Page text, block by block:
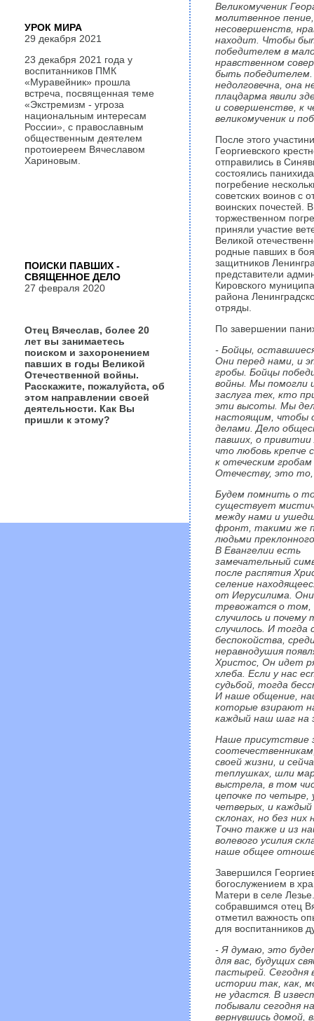
Великомученик
молитвенное
несовершенств,
находит. Чтобы
победителем в
нравственном
быть победителем.
недолговечна, она
плацдарма явили
и совершенстве, к
великомученик и
После этого
Георгиевского
отправились в
состоялись
погребение
советских воинов с
воинских почестей. В
торжественном
приняли участие
Великой
родные павших в
защитников
представители
Кировского
района
отряды.
По завершении
- Бойцы,
Они перед нами, и
гробы. Бойцы
войны. Мы помогли
заслуга тех, кто
эти высоты. Мы
настоящим, чтобы
делами. Дело
павших, о
что любовь
к отеческим
Отечеству, это то,
Будем помнить о
существует
между нами и
фронт, такими же
людьми
В Евангелии есть
замечательный
после распятия
селение
от Иерусилима. Они
тревожатся о том,
случилось и почему
случилось. И тогда
беспокойства,
неравнодушия
Христос, Он идет
хлеба. Если у нас
судьбой, тогда
И наше общение,
которые взирают
каждый наш шаг на
Наше присутствие
своей жизни, и
теплушках, шли
выстрела, в том
цепочке по четыре,
четверых, и каждый
склонах, но без
Точно также и из
волевого усилия
наше общее
Завершился
богослужением в
Матери в селе
собравшимся отец
отметил важность
для воспитанников
- Я думаю, это
для вас, будущих
пастырей. Сегодня
истории так, как,
не удастся. В
побывали сегодня
вернувшись домой,
УРОК МИРА
29 декабря 2021
23 декабря 2021 года у
воспитанников ПМК
«Муравейник» прошла
встреча, посвященная теме
«Экстремизм - угроза
национальным интересам
России», с православным
общественным деятелем
протоиереем Вячеславом
Хариновым.
ПОИСКИ ПАВШИХ -
СВЯЩЕННОЕ ДЕЛО
27 февраля 2020
Отец Вячеслав, более 20
лет вы занимаетесь
поиском и захоронением
павших в годы Великой
Отечественной войны.
Расскажите, пожалуйста, об
этом направлении своей
деятельности. Как Вы
пришли к этому?